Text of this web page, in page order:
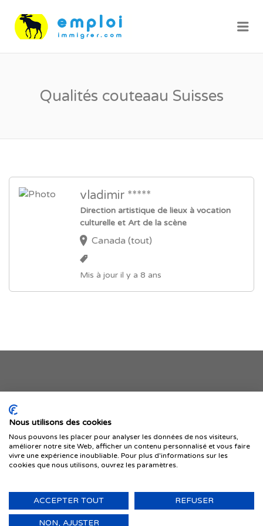
Qualités couteaau Suisses
vladimir *****
Direction artistique de lieux à vocation
culturelle et Art de la scène
Canada (tout)
Mis à jour il y a 8 ans
Je publie mon offre
© 1999-2026 IMMIGRER.COM INC. — TOUS DROITS RÉSERVÉS
Nous utilisons des cookies
Nous pouvons les placer pour analyser les données de nos visiteurs,
améliorer notre site Web, afficher un contenu personnalisé et vous faire
vivre une expérience inoubliable. Pour plus d'informations sur les
cookies que nous utilisons, ouvrez les paramètres.
ACCEPTER TOUT REFUSER
NON, AJUSTER